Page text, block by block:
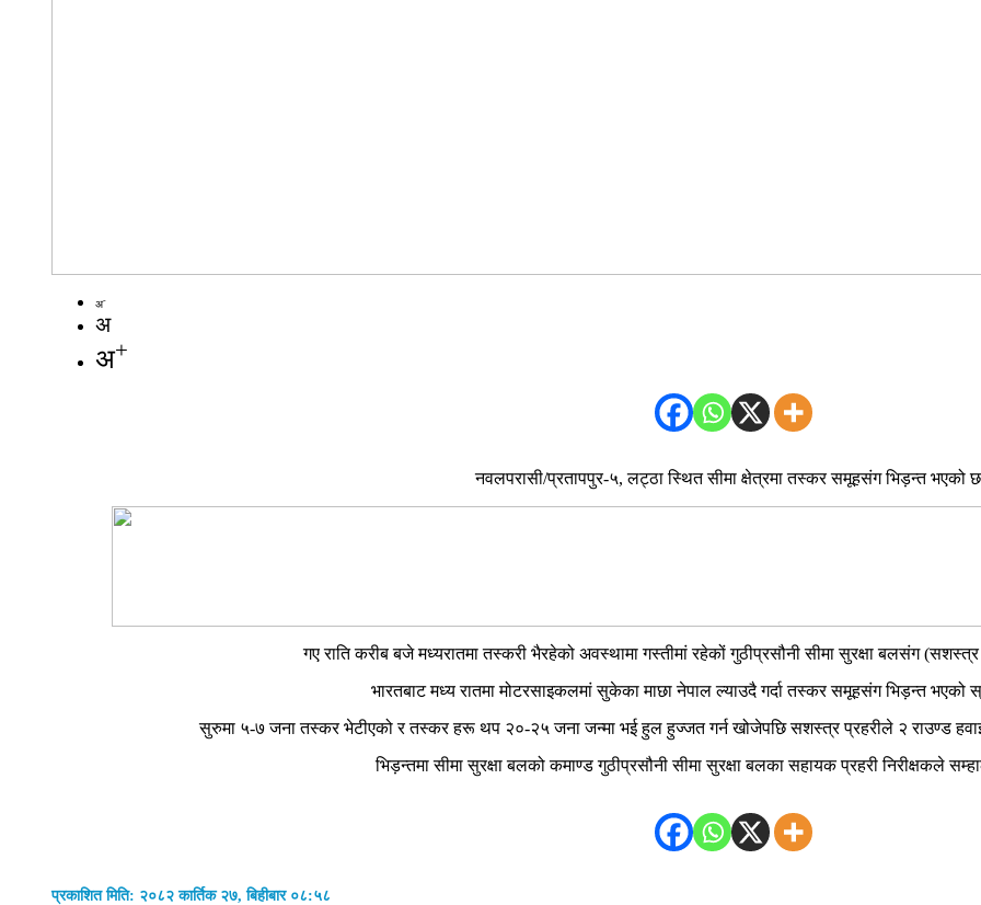
अ-
अ
अ+
नवलपरासी/प्रतापपुर-५, लट्ठा स्थित सीमा क्षेत्रमा तस्कर समूहसंग भिड़न्त भएको
गए राति करीब बजे मध्यरातमा तस्करी भैरहेको अवस्थामा गस्तीमां रहेकों गुठीप्रसौनी सीमा सुरक्षा बलसंग
भारतबाट मध्य रातमा मोटरसाइकलमां सुकेका माछा नेपाल ल्याउदै गर्दा तस्कर समूहसंग भिड़न्त भएको
सुरुमा ५-७ जना तस्कर भेटीएको र तस्कर हरू थप २०-२५ जना जन्मा भई हुल हुज्जत गर्न खोजेपछि सशस्त्र प्रहरीले २ राउण्ड
भिड़न्तमा सीमा सुरक्षा बलको कमाण्ड गुठीप्रसौनी सीमा सुरक्षा बलका सहायक प्रहरी निरीक्षकले
प्रकाशित मिति: २०८२ कार्तिक २७, बिहीबार ०८:५८